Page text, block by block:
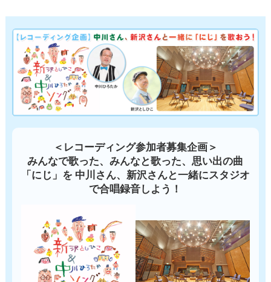
＜レコーディング参加者募集企画＞
みんなで歌った、みんなと歌った、思い出の曲
「にじ」を 中川さん、新沢さんと一緒にスタジオ
で合唱録音しよう！